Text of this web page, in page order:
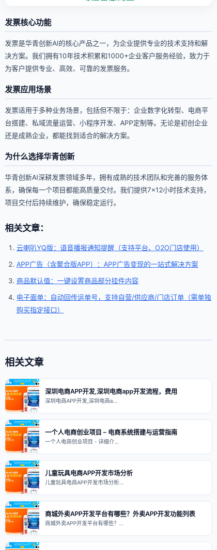
发票核心功能
发票是华青创新AI的核心产品之一，为企业提供专业的技术支持和解
决方案。我们拥有10年技术积累和1000+企业客户服务经验，致力于
为客户提供专业、高效、可靠的发票服务。
发票应用场景
发票适用于多种业务场景，包括但不限于：企业数字化转型、电商平
台搭建、私域流量运营、小程序开发、APP定制等。无论是初创企业
还是成熟企业，都能找到适合的解决方案。
为什么选择华青创新
华青创新AI深耕发票领域多年，拥有成熟的技术团队和完善的服务体
系，确保每一个项目都能高质量交付。我们提供7×12小时技术支持，
项目交付后持续维护，确保稳定运行。
相关文章：
云喇叭YQ版：语音播报通知提醒（支持平台、O2O门店使用）
APP广告（含聚合版APP）：APP广告变现的一站式解决方案
商品默认值：一键设置商品部分挂件内容
电子面单：自动回传运单号，支持自营/供应商/门店订单（需单独
购买指定接口）
相关文章
深圳电商APP开发,深圳电商app开发流程，费用
深圳电商APP开发,深圳电商a…
一个人电商创业项目 – 电商系统搭建与运营指南
一个人电商创业项目 - 详细介…
儿童玩具电商APP开发市场分析
儿童玩具电商APP开发市场分析…
商城外卖APP开发平台有哪些？外卖APP开发功能列表
商城外卖APP开发平台有哪些？…